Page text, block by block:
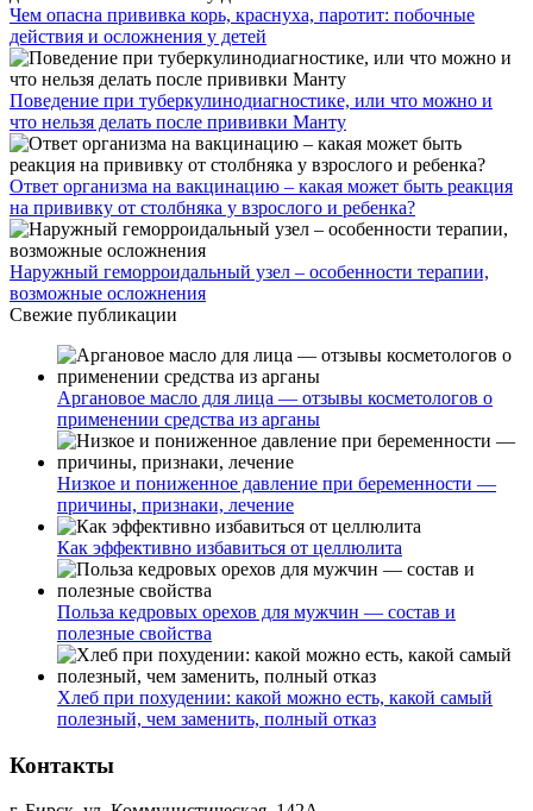
Чем опасна прививка корь, краснуха, паротит: побочные
действия и осложнения у детей
Поведение при туберкулинодиагностике, или что можно и
что нельзя делать после прививки Манту
Ответ организма на вакцинацию – какая может быть реакция
на прививку от столбняка у взрослого и ребенка?
Наружный геморроидальный узел – особенности терапии,
возможные осложнения
Свежие публикации
Аргановое масло для лица — отзывы косметологов о
применении средства из арганы
Низкое и пониженное давление при беременности —
причины, признаки, лечение
Как эффективно избавиться от целлюлита
Польза кедровых орехов для мужчин — состав и
полезные свойства
Хлеб при похудении: какой можно есть, какой самый
полезный, чем заменить, полный отказ
Контакты